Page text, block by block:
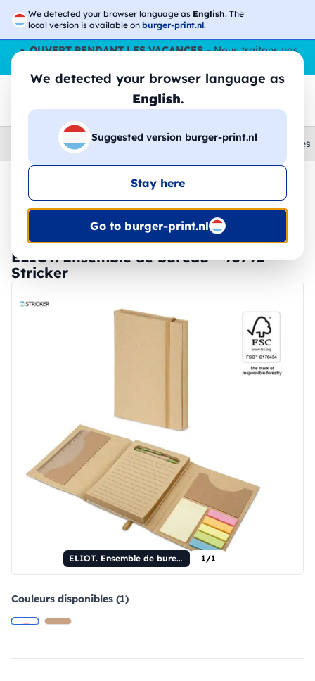
We detected your browser language as English. The
local version is available on burger-print.nl.
We detected your browser language as
English.
Suggested version burger-print.nl
Stay here
Go to burger-print.nl
☀️OUVERT PENDANT LES VACANCES– Nous traitons vos
Papeterie › gommes-et-taille-crayons-personnalises
🔥 Impression DTF à -30 %
ELIOT. Ensemble de bureau - 93792 -
Stricker
ELIOT. Ensemble de bureau 1/1
Couleurs disponibles (1)